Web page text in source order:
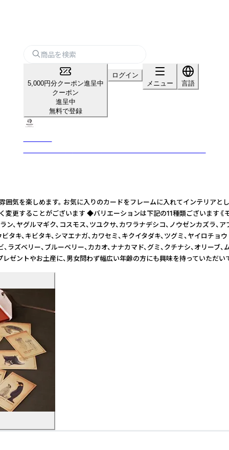
5,000円分クーポン進呈中
クーポン
進呈中
無料で登録
ログイン
メニュー
言語
楽しめます。 お気に入りのカードをフレームに入れてインテリ
とがございます ◆バリエーションは下記の11種類ございます 《モ
ルマギク、コスモス、ツユクサ、カワラナデシコ、ノウゼンカズ
、キビタキ、シマエナガ、カワセミ、キクイタダキ、ツグミ、ヤイ
ー、ブルーベリー、カカオ、ナナカマド、グミ、クチナシ、オリー
ゼントやお土産に、男女問わず幅広い年齢の方にも興味を持っていただ